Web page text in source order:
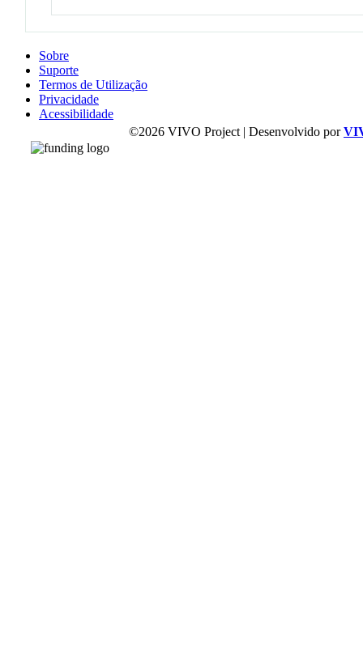
Sobre
Suporte
Termos de Utilização
Privacidade
Acessibilidade
©2026 VIVO Project | Desenvolvido por